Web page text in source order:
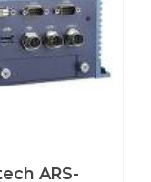
ARS-